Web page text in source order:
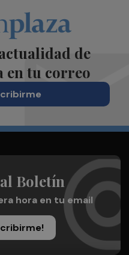
de
en tu correo
Boletín
hora en tu email